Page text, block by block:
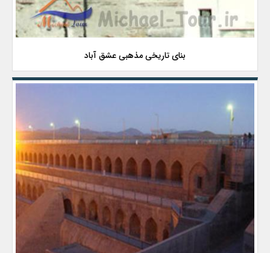
بنای تاریخی مذهبی عشق آباد